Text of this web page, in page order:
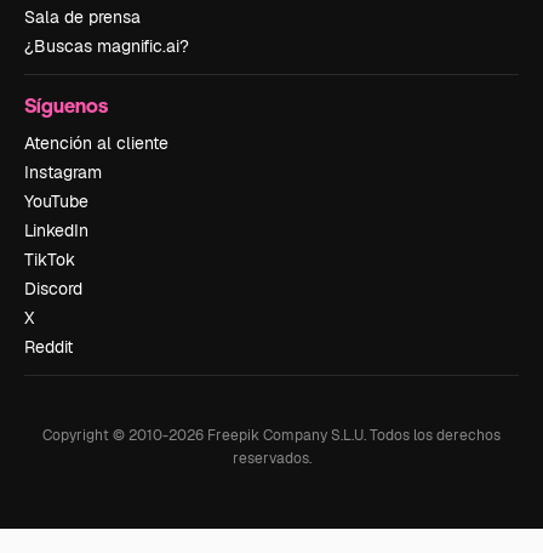
Sala de prensa
¿Buscas magnific.ai?
Síguenos
Atención al cliente
Instagram
YouTube
LinkedIn
TikTok
Discord
X
Reddit
Copyright © 2010-2026 Freepik Company S.L.U.Todos los derechos
reservados.